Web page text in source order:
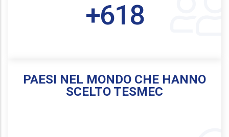
672
+
PAESI NEL MONDO CHE HANNO
SCELTO TESMEC